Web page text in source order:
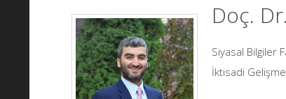
Doç.
Siyasal Bilgiler
İktisadi